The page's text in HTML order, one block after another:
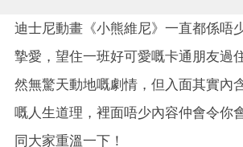
迪士尼動畫《小熊維尼》一直都係唔
摯愛，望住一班好可愛嘅卡通朋友過
然無驚天動地嘅劇情，但入面其實內
嘅人生道理，裡面唔少內容仲會令你
同大家重溫一下！